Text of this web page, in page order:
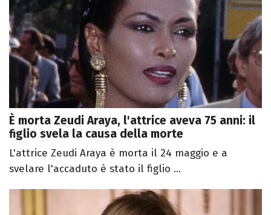
È morta Zeudi Araya, l'attrice aveva 75 anni: il
figlio svela la causa della morte
L'attrice Zeudi Araya è morta il 24 maggio e a
svelare l'accaduto è stato il figlio ...